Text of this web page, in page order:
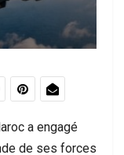
a engagé
de ses forces